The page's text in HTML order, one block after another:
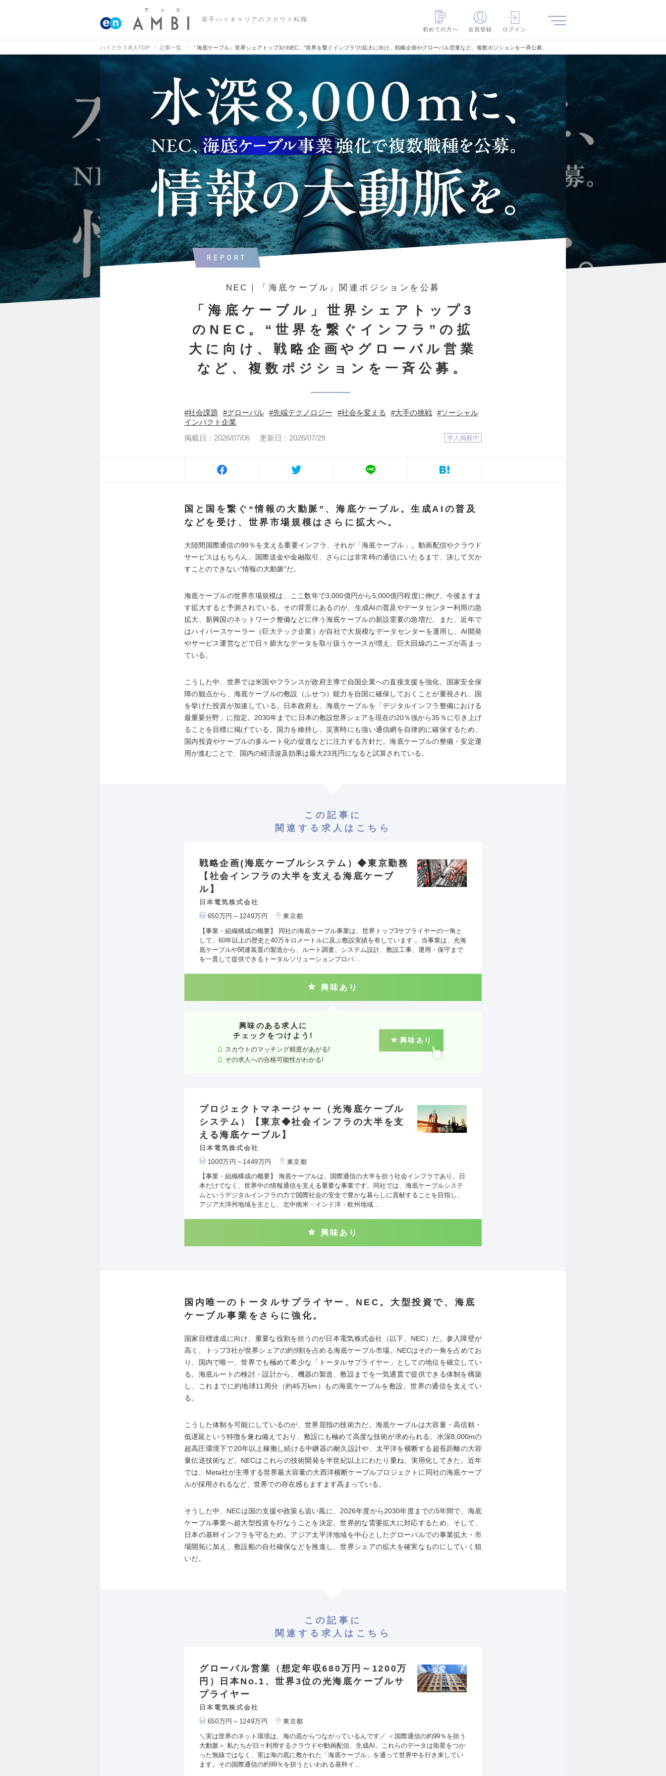
若手ハイキャリアのスカウト転職
初めての方へ
会員登録 ログイン
ハイクラス求人TOP 記事一覧 「海底ケーブル」世界シェアトップ3のNEC。“世界を繋ぐインフラ”の拡大に向け、戦略企画やグローバル営業など、複数ポジションを一斉公募。
REPORT
NEC｜「海底ケーブル」関連ポジションを公募
「海底ケーブル」世界シェアトップ3
のNEC。“世界を繋ぐインフラ”の拡
大に向け、戦略企画やグローバル営業
など、複数ポジションを一斉公募。
社会課題 グローバル 先端テクノロジー 社会を変える 大手の挑戦
ソーシャル
インパクト企業
掲載日：2026/07/06
更新日：2026/07/29 求人掲載中
国と国を繋ぐ“情報の大動脈”、海底ケーブル。生成AIの普及
などを受け、世界市場規模はさらに拡大へ。
大陸間国際通信の99％を支える重要インフラ、それが「海底ケーブル」。動画配信やクラウド
サービスはもちろん、国際送金や金融取引、さらには非常時の通信にいたるまで、決して欠か
すことのできない“情報の大動脈”だ。
海底ケーブルの世界市場規模は、ここ数年で3,000億円から5,000億円程度に伸び、今後ますま
す拡大すると予測されている。その背景にあるのが、生成AIの普及やデータセンター利用の急
拡大、新興国のネットワーク整備などに伴う海底ケーブルの新設需要の急増だ。また、近年で
はハイパースケーラー（巨大テック企業）が自社で大規模なデータセンターを運用し、AI開発
やサービス運営などで日々膨大なデータを取り扱うケースが増え、巨大回線のニーズが高まっ
ている。
こうした中、世界では米国やフランスが政府主導で自国企業への直接支援を強化。国家安全保
障の観点から、海底ケーブルの敷設（ふせつ）能力を自国に確保しておくことが重視され、国
を挙げた投資が加速している。日本政府も、海底ケーブルを「デジタルインフラ整備における
最重要分野」に指定。2030年までに日本の敷設世界シェアを現在の20％強から35％に引き上げ
ることを目標に掲げている。国力を維持し、災害時にも強い通信網を自律的に確保するため、
国内投資やケーブルの多ルート化の促進などに注力する方針だ。海底ケーブルの整備・安定運
用が進むことで、国内の経済波及効果は最大23兆円になると試算されている。
この記事に
関連する求人はこちら
戦略企画(海底ケーブルシステム）◆東京勤務
【社会インフラの大半を支える海底ケーブ
ル】
日本電気株式会社
650万円～1249万円
東京都
【事業・組織構成の概要】 同社の海底ケーブル事業は、世界トップ3サプライヤーの一角と
して、60年以上の歴史と40万キロメートルに及ぶ敷設実績を有しています 。当事業は、光海
底ケーブルや関連装置の製造から、ルート調査、システム設計、敷設工事、運用・保守まで
を一貫して提供できるトータルソリューションプロバ…
興味あり
興味のある求人に
チェックをつけよう!
スカウトのマッチング精度があがる!
その求人への合格可能性がわかる!
興味あり
プロジェクトマネージャー（光海底ケーブル
システム）【東京◆社会インフラの大半を支
える海底ケーブル】
日本電気株式会社
1000万円～1449万円
東京都
【事業・組織構成の概要】 海底ケーブルは、国際通信の大半を担う社会インフラであり、日
本だけでなく、世界中の情報通信を支える重要な事業です。同社では、海底ケーブルシステ
ムというデジタルインフラの力で国際社会の安全で豊かな暮らしに貢献することを目指し、
アジア大洋州地域を主とし、北中南米・インド洋・欧州地域…
興味あり
国内唯一のトータルサプライヤー、NEC。大型投資で、海底
ケーブル事業をさらに強化。
国家目標達成に向け、重要な役割を担うのが日本電気株式会社（以下、NEC）だ。参入障壁が
高く、トップ3社が世界シェアの約9割を占める海底ケーブル市場。NECはその一角を占めてお
り、国内で唯一、世界でも極めて希少な「トータルサプライヤー」としての地位を確立してい
る。海底ルートの検討・設計から、機器の製造、敷設までを一気通貫で提供できる体制を構築
し、これまでに約地球11周分（約45万km）もの海底ケーブルを敷設。世界の通信を支えてい
る。
こうした体制を可能にしているのが、世界屈指の技術力だ。海底ケーブルは大容量・高信頼・
低遅延という特徴を兼ね備えており、敷設にも極めて高度な技術が求められる。水深8,000mの
超高圧環境下で20年以上稼働し続ける中継器の耐久設計や、太平洋を横断する超長距離の大容
量伝送技術など。NECはこれらの技術開発を半世紀以上にわたり重ね、実用化してきた。近年
では、Meta社が主導する世界最大容量の大西洋横断ケーブルプロジェクトに同社の海底ケーブ
ルが採用されるなど、世界での存在感もますます高まっている。
そうした中、NECは国の支援や政策も追い風に、2026年度から2030年度までの5年間で、海底
ケーブル事業へ超大型投資を行なうことを決定。世界的な需要拡大に対応するため、そして、
日本の基幹インフラを守るため。アジア太平洋地域を中心としたグローバルでの事業拡大・市
場開拓に加え、敷設船の自社確保などを推進し、世界シェアの拡大を確実なものにしていく狙
いだ。
この記事に
関連する求人はこちら
グローバル営業（想定年収680万円～1200万
円）日本No.1、世界3位の光海底ケーブルサ
プライヤー
日本電気株式会社
650万円～1249万円
東京都
＼実は世界のネット環境は、海の底からつながっているんです／ ＜国際通信の約99％を担う
大動脈＞ 私たちが日々利用するクラウドや動画配信、生成AI。これらのデータは衛星をつか
った無線ではなく、実は海の底に敷かれた「海底ケーブル」を通って世界中を行き来してい
ます。その国際通信の約99％を担うといわれる基幹イ…